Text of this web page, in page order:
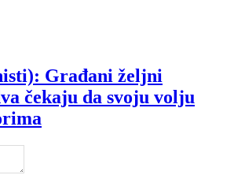
Građani željni
čekaju da svoju volju